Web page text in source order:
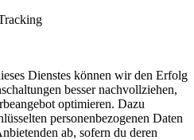
Dienstes können wir den Erfolg
besser nachvollziehen,
optimieren. Dazu
personenbezogenen Daten
ab, sofern du deren